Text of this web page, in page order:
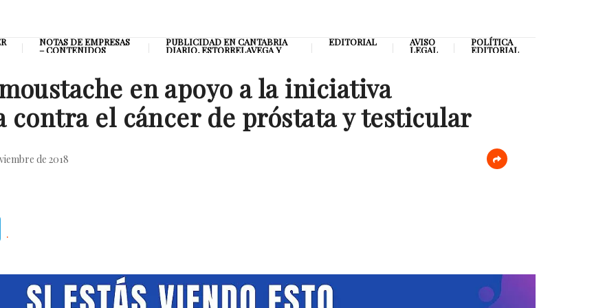
NOTAS DE EMPRESAS
– CONTENIDOS
PUBLICIDAD EN CANTABRIA
DIARIO, ESTORRELAVEGA Y
EDITORIAL AVISO
LEGAL
POLÍTICA
EDITORIAL
en apoyo a la iniciativa
contra el cáncer de próstata y testicular
de 2018
.